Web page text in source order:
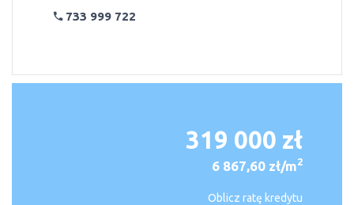
733 999 722
319 000 zł
6 867,60 zł/m2
Oblicz ratę kredytu